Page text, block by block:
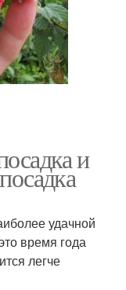
и
удачной
время года
легче